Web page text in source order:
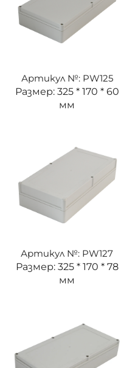
Артикул №: PW125
Размер: 325 * 170 * 60
мм
Артикул №: PW127
Размер: 325 * 170 * 78
мм